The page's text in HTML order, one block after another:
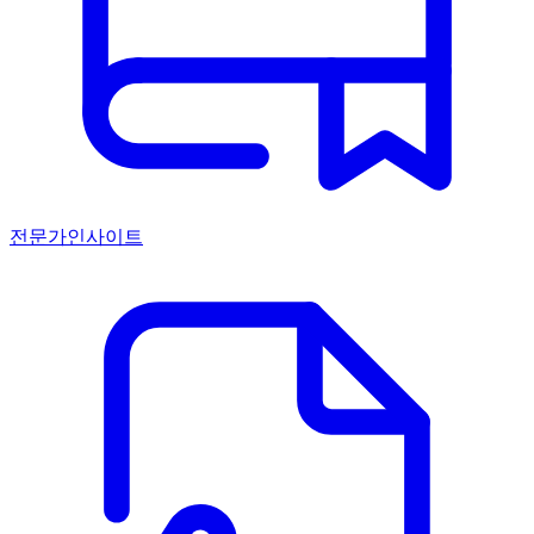
전문가인사이트